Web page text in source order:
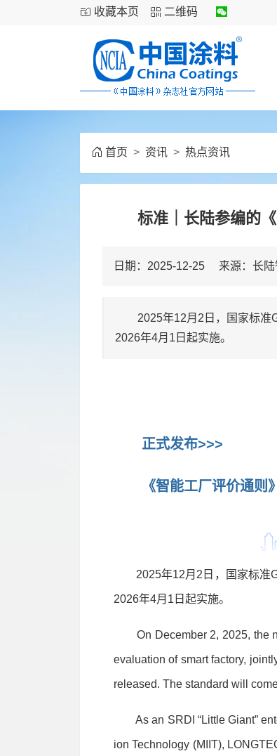
收藏本页 二维码
首页 资讯 热点资讯
标准｜长陆参编的
日期：2025-12-25 来源：长
2025年12月2日，国家标准
2026年4月1日起实施。
正式发布>>>
《智能工厂评价通则》
2025年12月2日，国家标准
2026年4月1日起实施。
On December 2, 2025, the
evaluation of smart factory,
released. The standard will
As an SRDI “Little Giant”
ion Technology (MIIT), LO